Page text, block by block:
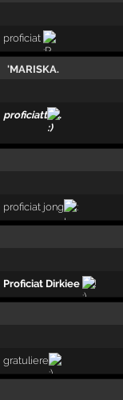
proficiat
'MARISKA.
proficiatt .
proficiat jong
Proficiat Dirkiee !
gratuliere